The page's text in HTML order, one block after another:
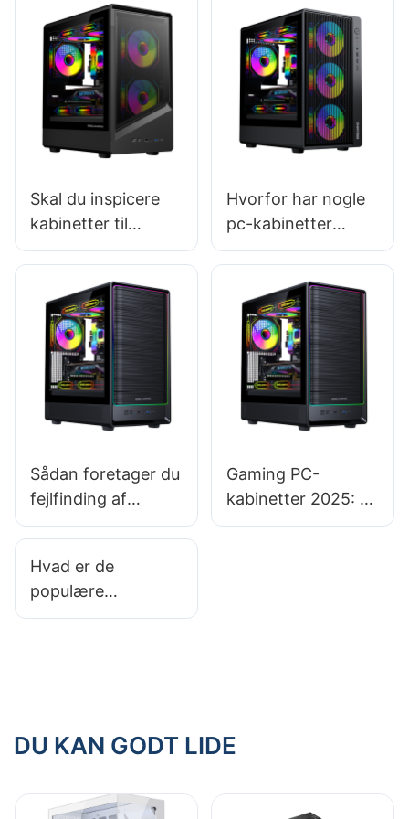
Skal du inspicere
kabinetter til
gaming-pc'er før
Hvorfor har nogle
pc-kabinetter
bedre
ng?
Sådan foretager du
fejlfinding af
almindelige
kabinetter til
gaming-pc'er
Gaming PC-
kabinetter 2025: Er
bærbare kabinetter
Hvad er de
populære
mærkevalg til et
DU KAN GODT LIDE